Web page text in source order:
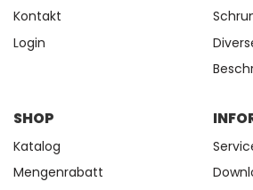
Kontakt
Login
SHOP
Katalog
Mengenrabatt